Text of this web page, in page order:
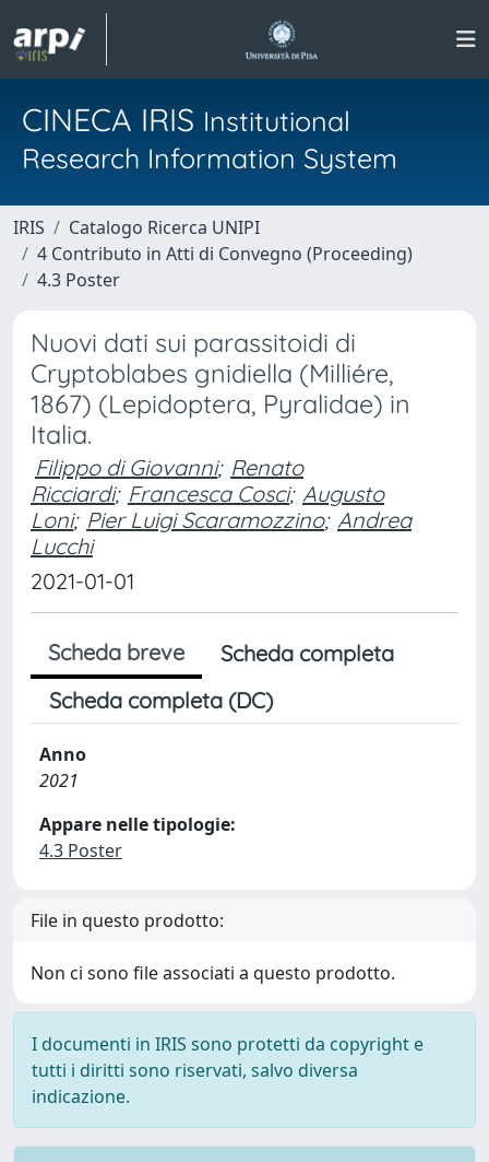
CINECA IRIS Institutional
Research Information System
IRIS
Catalogo Ricerca UNIPI
4 Contributo in Atti di Convegno (Proceeding)
4.3 Poster
Nuovi dati sui parassitoidi di
Cryptoblabes gnidiella (Milliére,
1867) (Lepidoptera, Pyralidae) in
Italia.
Filippo di Giovanni; Renato
Ricciardi; Francesca Cosci; Augusto
Loni; Pier Luigi Scaramozzino; Andrea
Lucchi
2021-01-01
Scheda breve
Scheda completa
Scheda completa (DC)
Anno
2021
Appare nelle tipologie:
4.3 Poster
File in questo prodotto:
Non ci sono file associati a questo prodotto.
I documenti in IRIS sono protetti da copyright e
tutti i diritti sono riservati, salvo diversa
indicazione.